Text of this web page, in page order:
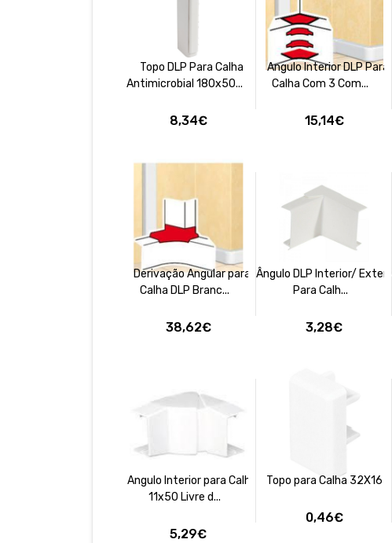
Topo DLP Para Calha
Antimicrobial 180x50...
8,34€
Derivação Angular para
Calha DLP Branc...
38,62€
Angulo Interior para Calha
11x50 Livre d...
5,29€
Angulo Interior DLP Para
Calha Com 3 Com...
15,14€
Ângulo DLP Interior/
Para Calh...
3,28€
Topo para Calha 32X16
0,46€